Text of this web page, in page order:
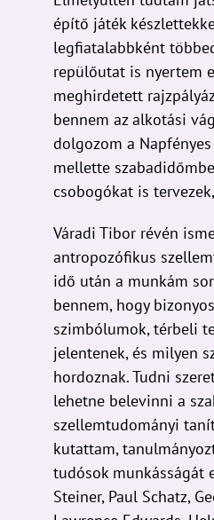
építő játék
legfiatalabbként
repülőutat is nyertem
meghirdetett
bennem az alkotási
dolgozom a
mellette
csobogókat is
Váradi Tibor révén
antropozófikus
idő után a munkám
bennem, hogy
szimbólumok, térbeli
jelentenek, és milyen
hordoznak. Tudni
lehetne belevinni a
szellemtudományi
kutattam,
tudósok munkásságát
Steiner, Paul Schatz,